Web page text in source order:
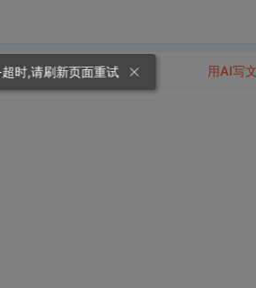
用AI写
超时,请刷新页面重试